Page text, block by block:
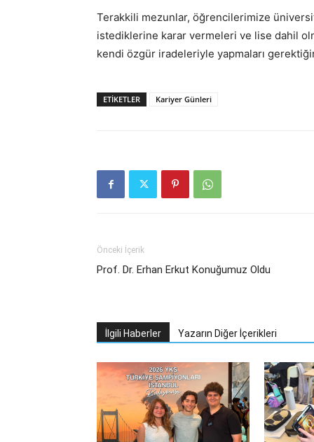
Terakkili mezunlar, öğrencilerimize
istediklerine karar vermeleri ve lise dahil
kendi özgür iradeleriyle yapmaları
ETIKETLER Kariyer Günleri
Önceki İçerik
Prof. Dr. Erhan Erkut Konuğumuz Oldu
İlgili Haberler Yazarın Diğer İçerikleri